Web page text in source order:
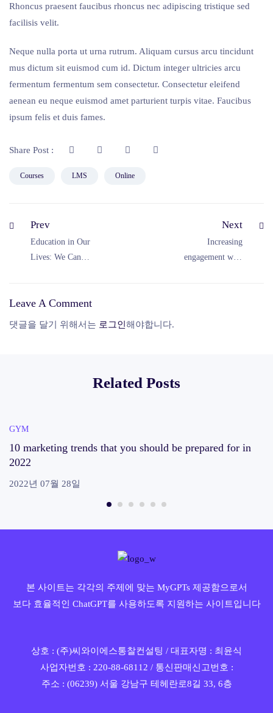
Rhoncus praesent faucibus rhoncus nec adipiscing tristique sed
facilisis velit.
Neque nulla porta ut urna rutrum. Aliquam cursus arcu tincidunt
mus dictum sit euismod cum id. Dictum integer ultricies arcu
fermentum fermentum sem consectetur. Consectetur eleifend
aenean eu neque euismod amet parturient turpis vitae. Faucibus
ipsum felis et duis fames.
Share Post :
Courses LMS Online
Prev
Education in Our
Lives: We Can
Next
Increasing
engagement with
Leave A Comment
댓글을 달기 위해서는 로그인 해야합니다.
Related Posts
GYM
10 marketing trends that you should be prepared for in
2022
2022년 07월 28일
본 사이트는 각각의 주제에 맞는 MyGPTs 제공함으로서
보다 효율적인 ChatGPT를 사용하도록 지원하는 사이트입니다
상호 : (주)씨와이에스통찰컨설팅 / 대표자명 : 최윤식
사업자번호 : 220-88-68112 / 통신판매신고번호 :
주소 : (06239) 서울 강남구 테헤란로8길 33, 6층